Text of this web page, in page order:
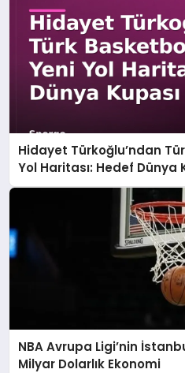
Hidayet Türkoğlu’ndan
Yol Haritası: Hedef Dünya
NBA Avrupa Ligi’nin
Milyar Dolarlık Ekonomi